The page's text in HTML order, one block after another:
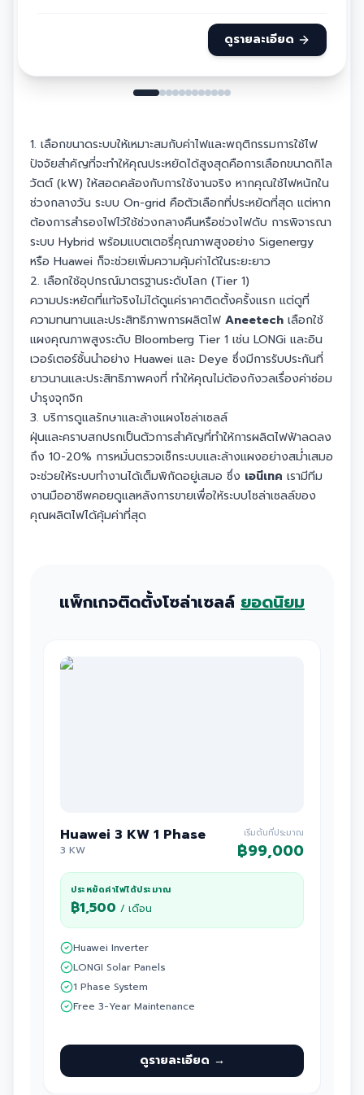
ดูรายละเอียด
1. เลือกขนาดระบบให้เหมาะสมกับค่าไฟและพฤติกรรมการใช้ไฟ
ปัจจัยสำคัญที่จะทำให้คุณประหยัดได้สูงสุดคือการเลือกขนาดกิโล
วัตต์ (kW) ให้สอดคล้องกับการใช้งานจริง หากคุณใช้ไฟหนักใน
ช่วงกลางวัน ระบบ On-grid คือตัวเลือกที่ประหยัดที่สุด แต่หาก
ต้องการสำรองไฟไว้ใช้ช่วงกลางคืนหรือช่วงไฟดับ การพิจารณา
ระบบ Hybrid พร้อมแบตเตอรี่คุณภาพสูงอย่าง Sigenergy
หรือ Huawei ก็จะช่วยเพิ่มความคุ้มค่าได้ในระยะยาว
2. เลือกใช้อุปกรณ์มาตรฐานระดับโลก (Tier 1)
ความประหยัดที่แท้จริงไม่ได้ดูแค่ราคาติดตั้งครั้งแรก แต่ดูที่
ความทนทานและประสิทธิภาพการผลิตไฟ Aneetech เลือกใช้
แผงคุณภาพสูงระดับ Bloomberg Tier 1 เช่น LONGi และอิน
เวอร์เตอร์ชั้นนำอย่าง Huawei และ Deye ซึ่งมีการรับประกันที่
ยาวนานและประสิทธิภาพคงที่ ทำให้คุณไม่ต้องกังวลเรื่องค่าซ่อม
บำรุงจุกจิก
3. บริการดูแลรักษาและล้างแผงโซล่าเซลล์
ฝุ่นและคราบสกปรกเป็นตัวการสำคัญที่ทำให้การผลิตไฟฟ้าลดลง
ถึง 10-20% การหมั่นตรวจเช็กระบบและล้างแผงอย่างสม่ำเสมอ
จะช่วยให้ระบบทำงานได้เต็มพิกัดอยู่เสมอ ซึ่ง เอนีเทค เรามีทีม
งานมืออาชีพคอยดูแลหลังการขายเพื่อให้ระบบโซล่าเซลล์ของ
คุณผลิตไฟได้คุ้มค่าที่สุด
แพ็กเกจติดตั้งโซล่าเซลล์ ยอดนิยม
Huawei 3 KW 1 Phase
3 KW
เริ่มต้นที่ประมาณ
฿99,000
ประหยัดค่าไฟได้ประมาณ
฿1,500 / เดือน
Huawei Inverter
LONGI Solar Panels
1 Phase System
Free 3-Year Maintenance
ดูรายละเอียด →